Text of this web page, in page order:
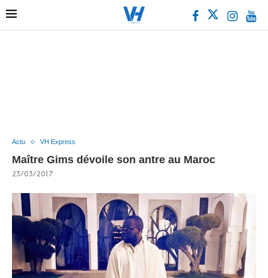
Actu VH Express
Maître Gims dévoile son antre au Maroc
23/03/2017